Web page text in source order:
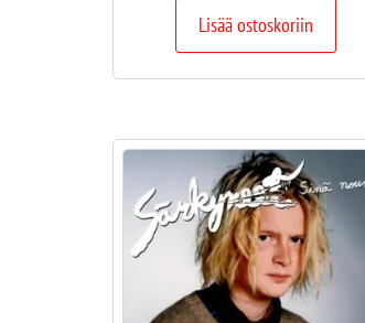
Lisää ostoskoriin